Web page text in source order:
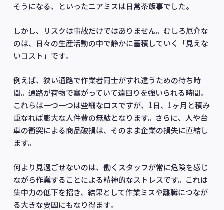
そうになる、といったニアミスは日常茶飯事でした。
しかし、リスクは事故だけではありません。むしろ厄介な
のは、日々の生産活動の中で静かに蓄積していく「見えな
いコスト」です。
例えば、狭い通路で作業者同士がすれ違うための待ち時
間。通路が荷物で塞がっていて遠回りを強いられる時間。
これらは一つ一つは些細なロスですが、1日、1ヶ月と積み
重なれば膨大な人件費の無駄となります。さらに、人や台
車の衝突による商品破損は、そのまま企業の損失に直結し
ます。
何より見過ごせないのは、働くスタッフが常に危険を感じ
ながら作業することによる精神的なストレスです。これは
集中力の低下を招き、結果として作業ミスや離職につなが
る大きな要因にもなり得ます。